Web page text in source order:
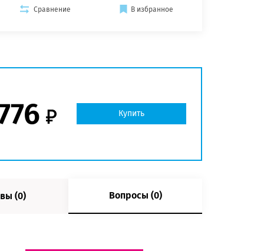
Сравнение В избранное
Купить
(0) Вопросы (0)